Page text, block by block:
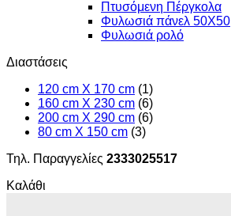
Πτυσόμενη Πέργκολα
Φυλωσιά πάνελ 50Χ50
Φυλωσιά ρολό
Διαστάσεις
120 cm X 170 cm (1)
160 cm X 230 cm (6)
200 cm X 290 cm (6)
80 cm X 150 cm (3)
Τηλ. Παραγγελίες 2333025517
Καλάθι